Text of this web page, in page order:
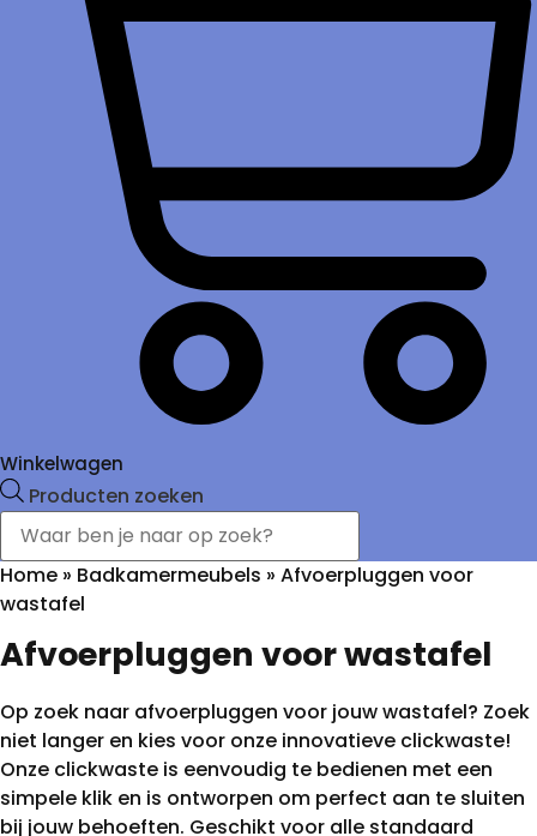
Winkelwagen
Producten zoeken
Home » Badkamermeubels » Afvoerpluggen voor
wastafel
Afvoerpluggen voor wastafel
Op zoek naar afvoerpluggen voor jouw wastafel? Zoek
niet langer en kies voor onze innovatieve clickwaste!
Onze clickwaste is eenvoudig te bedienen met een
simpele klik en is ontworpen om perfect aan te sluiten
bij jouw behoeften. Geschikt voor alle standaard